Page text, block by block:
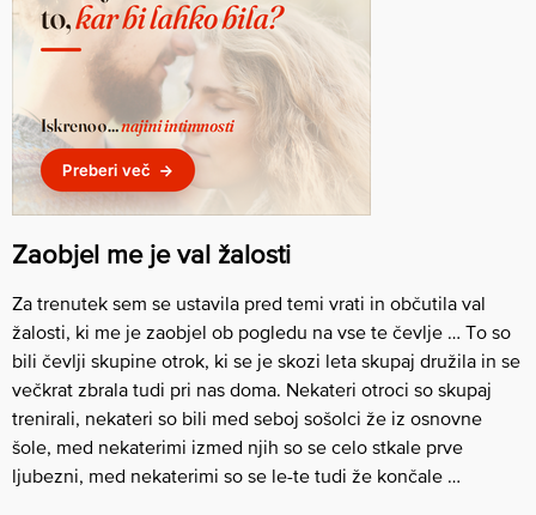
Zaobjel me je val žalosti
Za trenutek sem se ustavila pred temi vrati in občutila val
žalosti, ki me je zaobjel ob pogledu na vse te čevlje … To so
bili čevlji skupine otrok, ki se je skozi leta skupaj družila in se
večkrat zbrala tudi pri nas doma. Nekateri otroci so skupaj
trenirali, nekateri so bili med seboj sošolci že iz osnovne
šole, med nekaterimi izmed njih so se celo stkale prve
ljubezni, med nekaterimi so se le-te tudi že končale …